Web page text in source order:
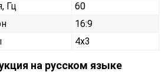
Гц
60
16:9
4x3
на русском языке